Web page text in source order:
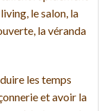
le salon, la
la véranda
les temps
et avoir la